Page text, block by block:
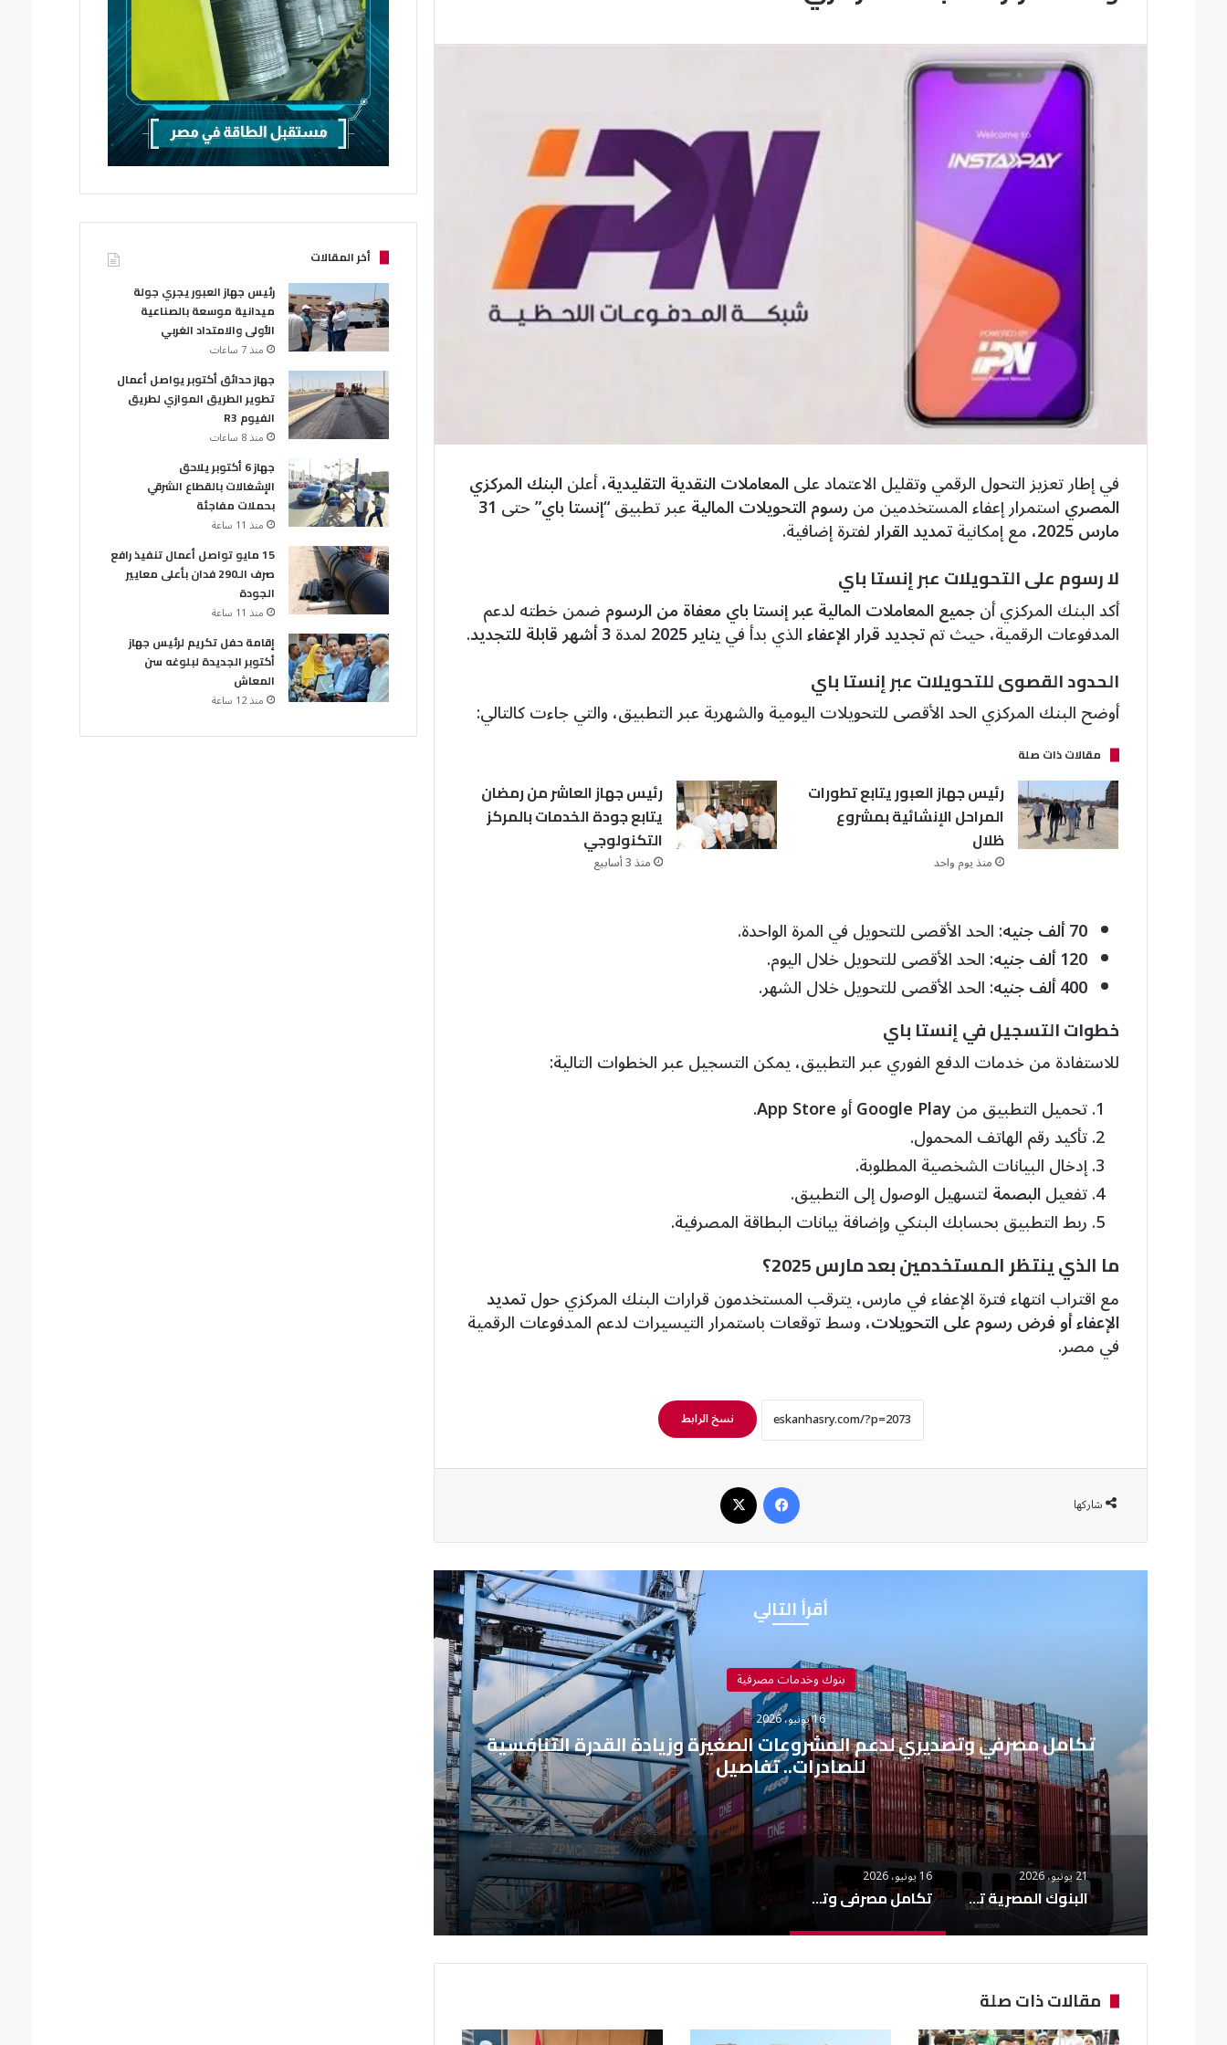
في إطار تعزيز التحول الرقمي وتقليل الاعتماد علىالمعاملات النقدية التقليدية، أعلنالبنك المركزي
المصرياستمرار إعفاء المستخدمين منرسوم التحويلات الماليةعبر تطبيق“إنستا باي”حتى 31
مارس 2025 ، مع إمكانيةتمديد القرارلفترة إضافية.
لا رسوم على التحويلات عبر إنستا باي
أكد البنك المركزي أنجميع المعاملات المالية عبر إنستا باي معفاة من الرسومضمن خطته لدعم
المدفوعات الرقمية، حيث تمتجديد قرار الإعفاءالذي بدأ فييناير 2025 لمدة3 أشهر قابلة للتجديد .
الحدود القصوى للتحويلات عبر إنستا باي
أوضح البنك المركزي الحد الأقصى للتحويلات اليومية والشهرية عبر التطبيق، والتي جاءت كالتالي:
مقالات ذات صلة
رئيس جهاز العبور يتابع تطورات
المراحل الإنشائية بمشروع
ظلال
منذ يوم واحد
رئيس جهاز العاشر من رمضان
يتابع جودة الخدمات بالمركز
التكنولوجي
منذ 3 أسابيع
70 ألف جنيه
: الحد الأقصى للتحويل في المرة الواحدة.
120 ألف جنيه
: الحد الأقصى للتحويل خلال اليوم.
400 ألف جنيه
: الحد الأقصى للتحويل خلال الشهر.
خطوات التسجيل في إنستا باي
للاستفادة من خدمات الدفع الفوري عبر التطبيق، يمكن التسجيل عبر الخطوات التالية:
تحميل التطبيق منGoogle PlayأوApp Store
.
تأكيد رقم الهاتف المحمول.
إدخال البيانات الشخصية المطلوبة.
تفعيلالبصمةلتسهيل الوصول إلى التطبيق.
ربط التطبيق بحسابك البنكي وإضافة بيانات البطاقة المصرفية.
ما الذي ينتظر المستخدمين بعد مارس 2025؟
مع اقتراب انتهاء فترة الإعفاء في مارس، يترقب المستخدمون قرارات البنك المركزي حولتمديد
الإعفاء أو فرض رسوم على التحويلات، وسط توقعات باستمرار التيسيرات لدعم المدفوعات الرقمية
في مصر.
نسخ الرابط
شاركها
أقرأ التالي
بنوك وخدمات مصرفية
16 يونيو، 2026
تكامل مصرفي وتصديري لدعم المشروعات الصغيرة وزيادة القدرة التنافسية
للصادرات.. تفاصيل
21 يونيو، 2026
البنوك المصرية تعتمد معيار ISO 20022 الدولي في التحويلات المالية
16 يونيو، 2026
تكامل مصرفي وتصديري لدعم المشروعات الصغيرة وزيادة القدرة التنافسية للصادرات.. تفاصيل
مقالات ذات صلة
أخر المقالات
رئيس جهاز العبور يجري جولة
ميدانية موسعة بالصناعية
الأولى والامتداد الغربي
منذ 7 ساعات
جهاز حدائق أكتوبر يواصل أعمال
تطوير الطريق الموازي لطريق
الفيوم R3
منذ 8 ساعات
جهاز 6 أكتوبر يلاحق
الإشغالات بالقطاع الشرقي
بحملات مفاجئة
منذ 11 ساعة
15 مايو تواصل أعمال تنفيذ رافع
صرف الـ290 فدان بأعلى معايير
الجودة
منذ 11 ساعة
إقامة حفل تكريم لرئيس جهاز
أكتوبر الجديدة لبلوغه سن
المعاش
منذ 12 ساعة